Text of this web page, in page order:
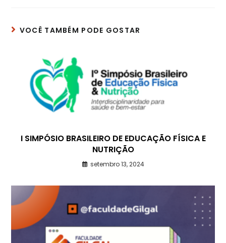
VOCÊ TAMBÉM PODE GOSTAR
I SIMPÓSIO BRASILEIRO DE EDUCAÇÃO FÍSICA E
NUTRIÇÃO
setembro 13, 2024